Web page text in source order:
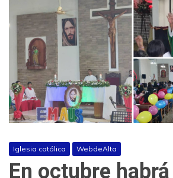
Iglesia católica WebdeAlta
En octubre